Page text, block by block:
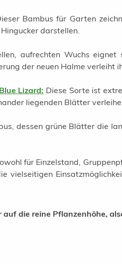
Bambus für Garten
darstellen.
aufrechten Wuchs
der neuen Halme verleiht
Lizard: Diese Sorte ist
liegenden Blätter
dessen grüne Blätter die
für Einzelstand,
vielseitigen
die reine Pflanzenhöhe,